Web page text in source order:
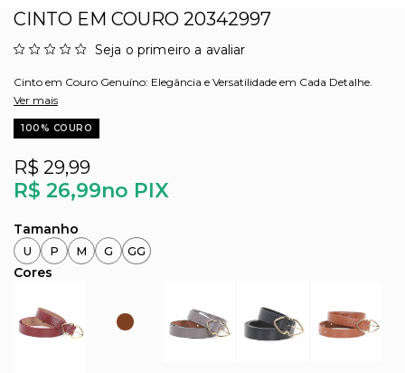
CINTO EM COURO 20342997
Seja o primeiro a avaliar
Cinto em Couro Genuíno: Elegância e Versatilidade em Cada Detalhe.
Ver mais
100% COURO
R$ 26,99no PIX
R$ 29,99
U P M G GG